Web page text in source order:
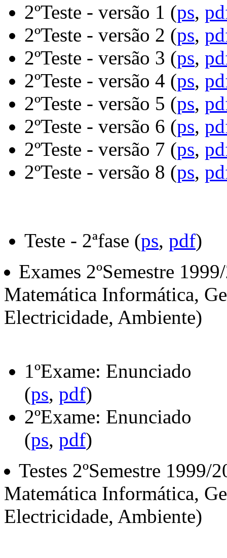
2ºTeste - versão 1 (ps,
2ºTeste - versão 2 (ps,
2ºTeste - versão 3 (ps,
2ºTeste - versão 4 (ps,
2ºTeste - versão 5 (ps,
2ºTeste - versão 6 (ps,
2ºTeste - versão 7 (ps,
2ºTeste - versão 8 (ps,
Teste - 2ªfase (ps, pdf)
Exames 2ºSemestre
Matemática Informática,
Electricidade, Ambiente)
1ºExame: Enunciado
(ps, pdf)
2ºExame: Enunciado
(ps, pdf)
Testes 2ºSemestre
Matemática Informática,
Electricidade, Ambiente)